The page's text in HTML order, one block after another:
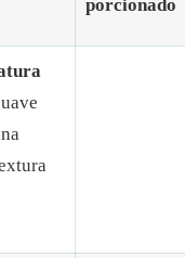
porcionado